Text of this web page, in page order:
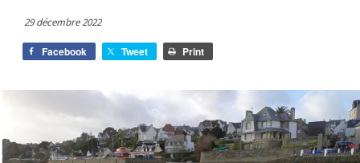
29 décembre 2022
Facebook Tweet Print